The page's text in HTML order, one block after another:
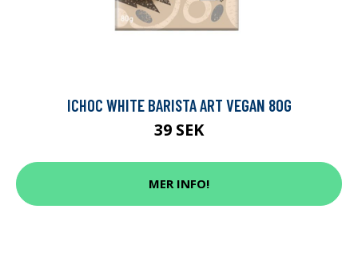
ICHOC WHITE BARISTA ART VEGAN 80G
39 SEK
MER INFO!